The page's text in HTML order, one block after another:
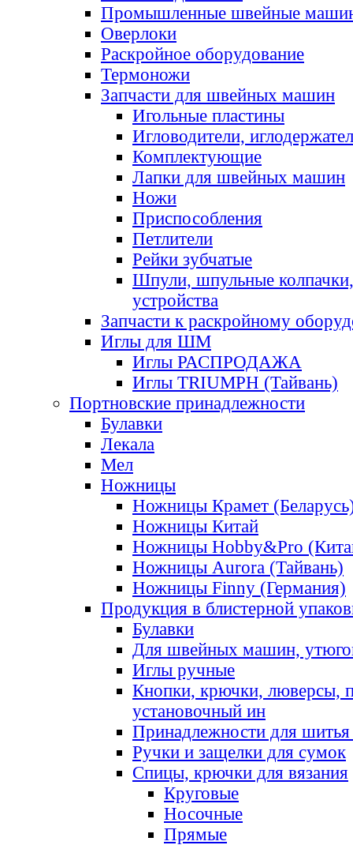
Промышленные швейные
Оверлоки
Раскройное оборудование
Термоножи
Запчасти для швейных машин
Игольные пластины
Игловодители,
Комплектующие
Лапки для швейных машин
Ножи
Приспособления
Петлители
Рейки зубчатые
Шпули, шпульные
устройства
Запчасти к раскройному
Иглы для ШМ
Иглы РАСПРОДАЖА
Иглы TRIUMPH (Тайвань)
Портновские принадлежности
Булавки
Лекала
Мел
Ножницы
Ножницы Крамет
Ножницы Китай
Ножницы Hobby&Pro
Ножницы Aurora (Тайвань)
Ножницы Finny (Германия)
Продукция в блистерной
Булавки
Для швейных машин,
Иглы ручные
Кнопки, крючки, люверсы,
установочный ин
Принадлежности для шитья
Ручки и защелки для сумок
Спицы, крючки для вязания
Круговые
Носочные
Прямые